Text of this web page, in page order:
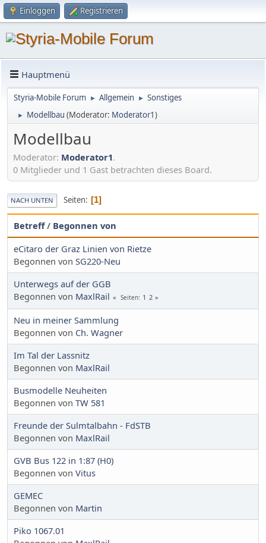
Einloggen Registrieren
Hauptmenü
Styria-Mobile Forum ► Allgemein ► Sonstiges
► Modellbau (Moderator: Moderator1)
Modellbau
Moderator: Moderator1.
0 Mitglieder und 1 Gast betrachten dieses Board.
NACH UNTEN Seiten 1
Betreff/ Begonnen von
eCitaro der Graz Linien von Rietze
Begonnen von SG220-Neu
Unterwegs auf der GGB
Begonnen von MaxlRail Seiten 1 2
Neu in meiner Sammlung
Begonnen von Ch. Wagner
Im Tal der Lassnitz
Begonnen von MaxlRail
Busmodelle Neuheiten
Begonnen von TW 581
Freunde der Sulmtalbahn - FdSTB
Begonnen von MaxlRail
GVB Bus 122 in 1:87 (H0)
Begonnen von Vitus
GEMEC
Begonnen von Martin
Piko 1067.01